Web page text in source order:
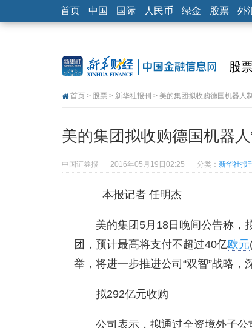
首页 中国 国际 人民币 绿金 股票 外
股
首页 > 股票 > 新华社报刊 > 美的集团拟收购德国机器人
美的集团拟收购德国机器
中国证券报 2016年05月19日02:25 分类： 新华社报
□本报记者 任明杰
美的集团5月18日晚间公告称，
团，预计最高将支付不超过40亿欧元
举，将进一步推进公司“双智”战略，
拟292亿元收购
公司表示，拟通过全资境外子